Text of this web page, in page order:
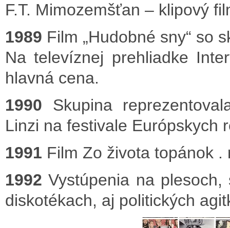
F.T. Mimozemšťan – klipový
1989 Film „Hudobné sny“ so
Na televíznej prehliadke
hlavná cena.
1990 Skupina
Linzi na festivale Európskych
1991 Film Zo života topánok .
1992 Vystúpenia na
diskotékach, aj politických